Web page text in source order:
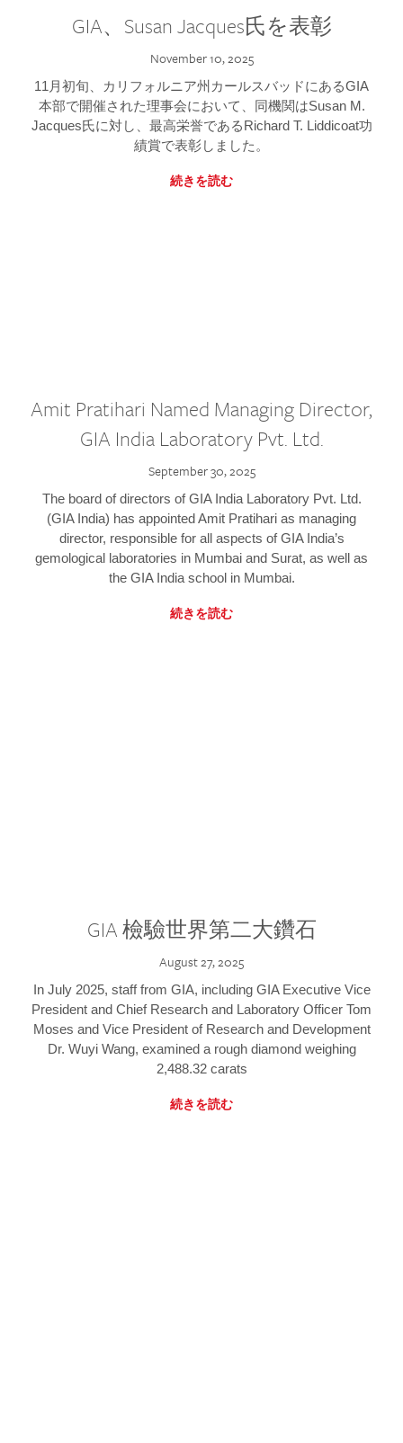
GIA、Susan Jacques氏を表彰
November 10, 2025
11月初旬、カリフォルニア州カールスバッドにあるGIA
本部で開催された理事会において、同機関はSusan M.
Jacques氏に対し、最高栄誉であるRichard T. Liddicoat功
績賞で表彰しました。
続きを読む
Amit Pratihari Named Managing Director,
GIA India Laboratory Pvt. Ltd.
September 30, 2025
The board of directors of GIA India Laboratory Pvt. Ltd.
(GIA India) has appointed Amit Pratihari as managing
director, responsible for all aspects of GIA India’s
gemological laboratories in Mumbai and Surat, as well as
the GIA India school in Mumbai.
続きを読む
GIA 檢驗世界第二大鑽石
August 27, 2025
In July 2025, staff from GIA, including GIA Executive Vice
President and Chief Research and Laboratory Officer Tom
Moses and Vice President of Research and Development
Dr. Wuyi Wang, examined a rough diamond weighing
2,488.32 carats
続きを読む